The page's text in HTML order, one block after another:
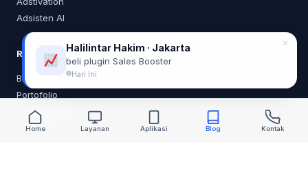
Adsisten AI
RESOURCES
Blog
Portofolio
Tentang Saya
Home Layanan Aplikasi Blog Kontak
Halilintar Hakim · Jakarta
beli plugin Sales Booster
Hari Ini
✕